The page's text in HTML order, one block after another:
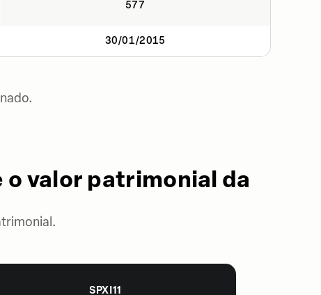
577
30/01/2015
valor patrimonial da
SPXI11